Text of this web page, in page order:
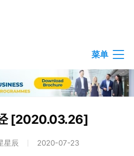
菜单
[2020.03.26]
星辰 2020-07-23